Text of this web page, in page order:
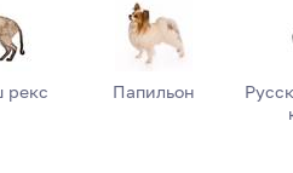
рекс Папильон